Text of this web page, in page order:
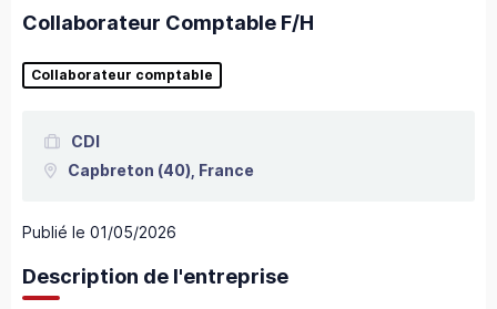
Collaborateur Comptable F/H
Collaborateur comptable
CDI
Capbreton (40), France
Publié le 01/05/2026
Description de l'entreprise